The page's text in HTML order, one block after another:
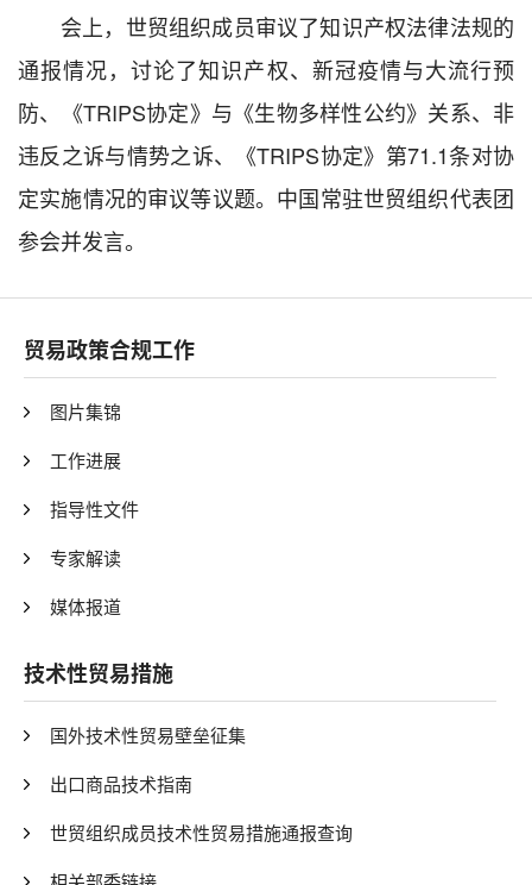
会上，世贸组织成员审议了知识产权法律法规的
通报情况，讨论了知识产权、新冠疫情与大流行预
防、《TRIPS协定》与《生物多样性公约》关系、非
违反之诉与情势之诉、《TRIPS协定》第71.1条对协
定实施情况的审议等议题。中国常驻世贸组织代表团
参会并发言。
贸易政策合规工作
图片集锦
工作进展
指导性文件
专家解读
媒体报道
技术性贸易措施
国外技术性贸易壁垒征集
出口商品技术指南
世贸组织成员技术性贸易措施通报查询